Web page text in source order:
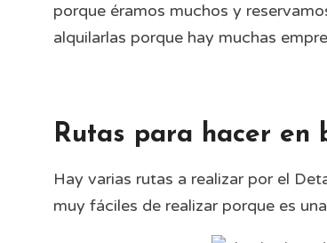
porque éramos muchos y
alquilarlas porque hay muchas
Rutas para hacer en
Hay varias rutas a realizar por el
muy fáciles de realizar porque es